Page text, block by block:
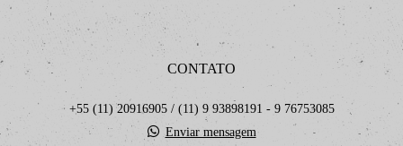
CONTATO
+55 (11) 20916905 / (11) 9 93898191 - 9 76753085
Enviar mensagem